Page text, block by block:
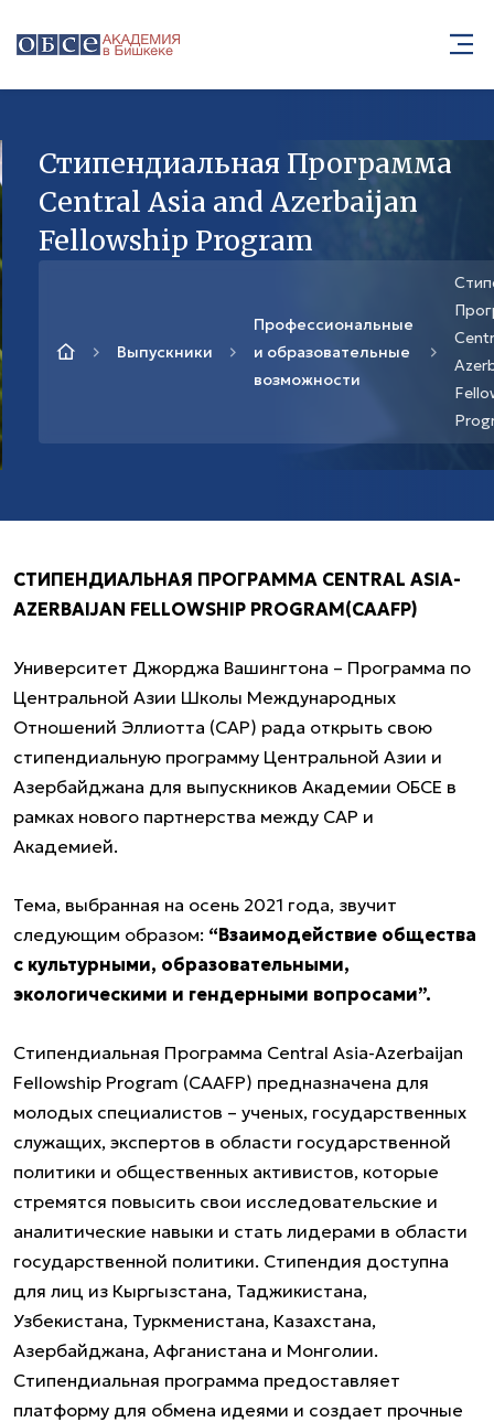
Стипендиальная Программа
Central Asia and Azerbaijan
Fellowship Program
Выпускники
Профессиональные
и образовательные
возможности
СТИПЕНДИАЛЬНАЯ ПРОГРАММА CENTRAL ASIA-
AZERBAIJAN FELLOWSHIP PROGRAM(CAAFP)
Университет Джорджа Вашингтона – Программа по
Центральной Азии Школы Международных
Отношений Эллиотта (CAP) рада открыть свою
стипендиальную программу Центральной Азии и
Азербайджана для выпускников Академии ОБСЕ в
рамках нового партнерства между CAP и
Академией.
Тема, выбранная на осень 2021 года, звучит
следующим образом: “Взаимодействие общества
с культурными, образовательными,
экологическими и гендерными вопросами”.
Стипендиальная Программа Central Asia-Azerbaijan
Fellowship Program (CAAFP) предназначена для
молодых специалистов – ученых, государственных
служащих, экспертов в области государственной
политики и общественных активистов, которые
стремятся повысить свои исследовательские и
аналитические навыки и стать лидерами в области
государственной политики. Стипендия доступна
для лиц из Кыргызстана, Таджикистана,
Узбекистана, Туркменистана, Казахстана,
Азербайджана, Афганистана и Монголии.
Стипендиальная программа предоставляет
платформу для обмена идеями и создает прочные